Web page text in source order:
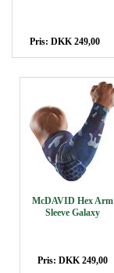
Pris: DKK 249,00
McDAVID Hex Arm
Sleeve Galaxy
Pris: DKK 249,00